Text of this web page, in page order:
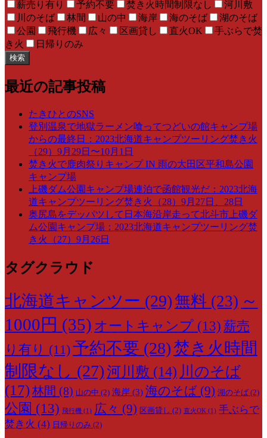
薪売り有り
予約不要 焚き火時間制限なし
河川敷
川のそば
林間 山の中 海岸 海のそば
湖のそば
公園
飛行機 広々 区画貸し 直火OK
手ぶらで焚
き火
日帰りのみ
検索
最近の記事投稿
たきひとのSNS
登別温泉で地獄ラーメン喰ってつどいの館キャンプ場
からの最終日：2023北海道キャンプツーリング焚き火
（29）9月29日〜10月1日
焚き火で鹿肉祭りキャンプ IN 雨の大田区平和島公園
キャンプ場
上磯ダム公園キャンプ場連泊で函館観光だ：2023北海
道キャンプツーリング焚き火（28）9月27日、28日
奥尻島をデッパツして日本海沿岸走って北斗市上磯ダ
ム公園キャンプ場：2023北海道キャンプツーリング焚
き火（27）9月26日
タグクラウド
北海道キャンツー (29)無料 (23) ～
1000円 (35) オートキャンプ (13) 薪売
り有り (11)予約不要 (28)焚き火時間
制限なし (27)河川敷 (14) 川のそば
(17)林間 (8) 山の中 (2) 海岸 (3) 海のそば (9) 湖のそば (2)
公園 (13) 飛行機 (1) 広々 (9) 区画貸し (2) 直火OK (1) 手ぶらで
焚き火 (4) 日帰りのみ (2)